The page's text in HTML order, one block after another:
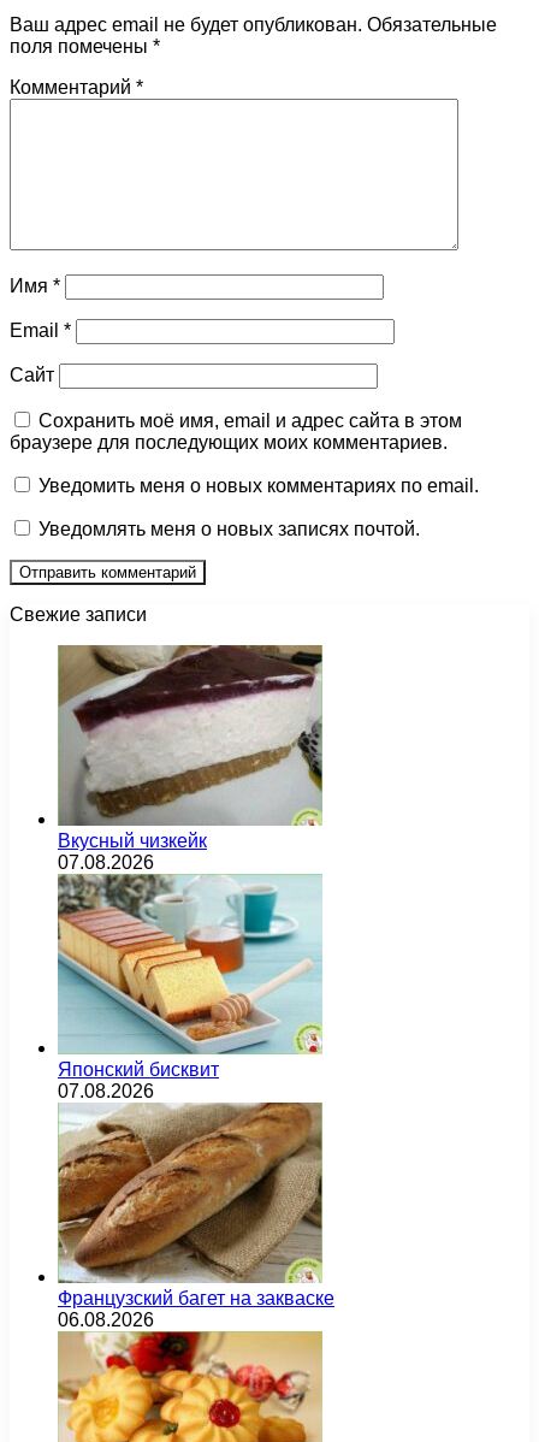
Ваш адрес email не будет опубликован. Обязательные
поля помечены *
Комментарий *
Имя *
Email *
Сайт
Сохранить моё имя, email и адрес сайта в этом
браузере для последующих моих комментариев.
Уведомить меня о новых комментариях по email.
Уведомлять меня о новых записях почтой.
Свежие записи
Вкусный чизкейк
07.08.2026
Японский бисквит
07.08.2026
Французский багет на закваске
06.08.2026